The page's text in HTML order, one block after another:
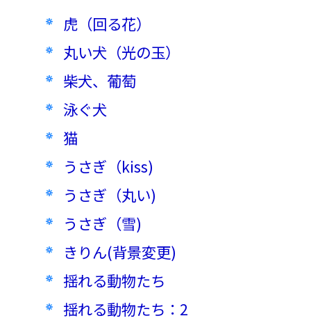
虎（回る花）
丸い犬（光の玉）
柴犬、葡萄
泳ぐ犬
猫
うさぎ（kiss)
うさぎ（丸い)
うさぎ（雪)
きりん(背景変更)
揺れる動物たち
揺れる動物たち：2